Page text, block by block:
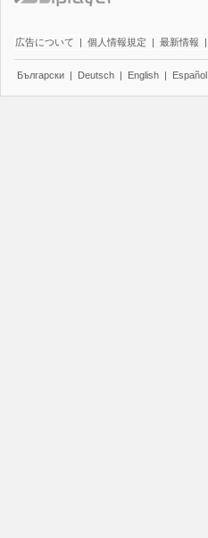
広告について | 個人情報規定 | 最新情報 |
Български | Deutsch | English | Español